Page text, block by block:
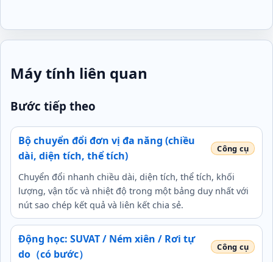
Máy tính liên quan
Bước tiếp theo
Bộ chuyển đổi đơn vị đa năng (chiều
dài, diện tích, thể tích)
Chuyển đổi nhanh chiều dài, diện tích, thể tích, khối
lượng, vận tốc và nhiệt độ trong một bảng duy nhất với
nút sao chép kết quả và liên kết chia sẻ.
Động học: SUVAT / Ném xiên / Rơi tự
do（có bước）